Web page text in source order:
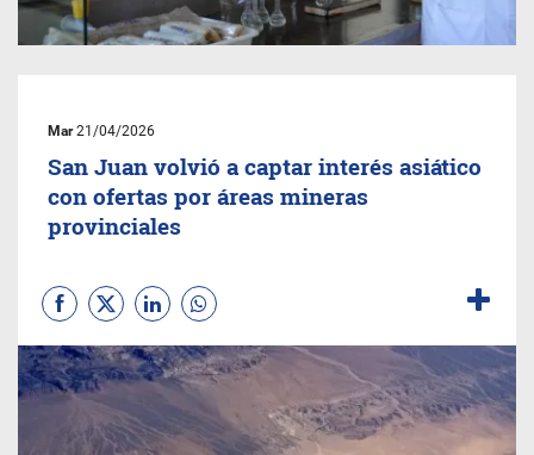
Mar21/04/2026
San Juan volvió a captar interés asiático
con ofertas por áreas mineras
provinciales